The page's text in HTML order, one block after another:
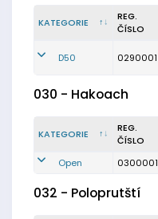
KATEGORIE
REG.
ČÍSLO
D50 0290001
030 - Hakoach
KATEGORIE
REG.
ČÍSLO
Open 0300001
032 - Poloprutští